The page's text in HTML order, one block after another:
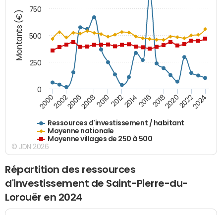
Montants (€)
Ressources d'investissement / habitant
Moyenne nationale
Moyenne villages de 250 à 500
200020022006200820102012201420162018202020222024
0
250
500
750
© JDN 2026
Répartition des ressources
d'investissement de Saint-Pierre-du-
Lorouër en 2024